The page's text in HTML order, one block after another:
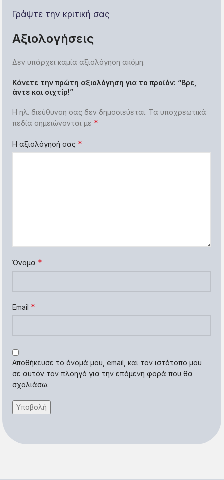
Γράψτε την κριτική σας
Αξιολογήσεις
Δεν υπάρχει καμία αξιολόγηση ακόμη.
Κάνετε την πρώτη αξιολόγηση για το προϊόν: “Βρε,
άντε και σιχτίρ!”
Η ηλ. διεύθυνση σας δεν δημοσιεύεται. Τα υποχρεωτικά
πεδία σημειώνονται με *
Η αξιολόγησή σας *
Όνομα *
Email *
Αποθήκευσε το όνομά μου, email, και τον ιστότοπο μου
σε αυτόν τον πλοηγό για την επόμενη φορά που θα
σχολιάσω.